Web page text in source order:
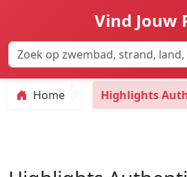
Vind Jouw
Home Highlights